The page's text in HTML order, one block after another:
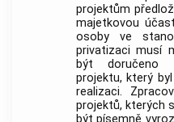
projektům
majetkovou
osoby ve
privatizaci musí
být doručeno
projektu, který
realizaci.
projektů, kterých